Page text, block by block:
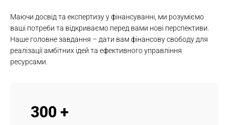
Маючи досвід та експертизу у фінансуванні, ми розуміємо
ваші потреби та відкриваємо перед вами нові перспективи.
Наше головне завдання – дати вам фінансову свободу для
реалізації амбітних ідей та ефективного управління
ресурсами.
300 +